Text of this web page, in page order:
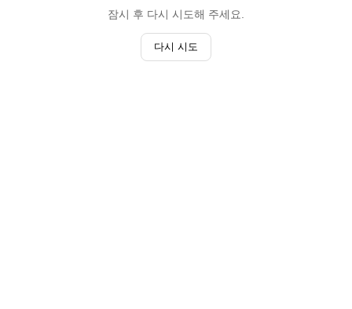
잠시 후 다시 시도해 주세요.
다시 시도